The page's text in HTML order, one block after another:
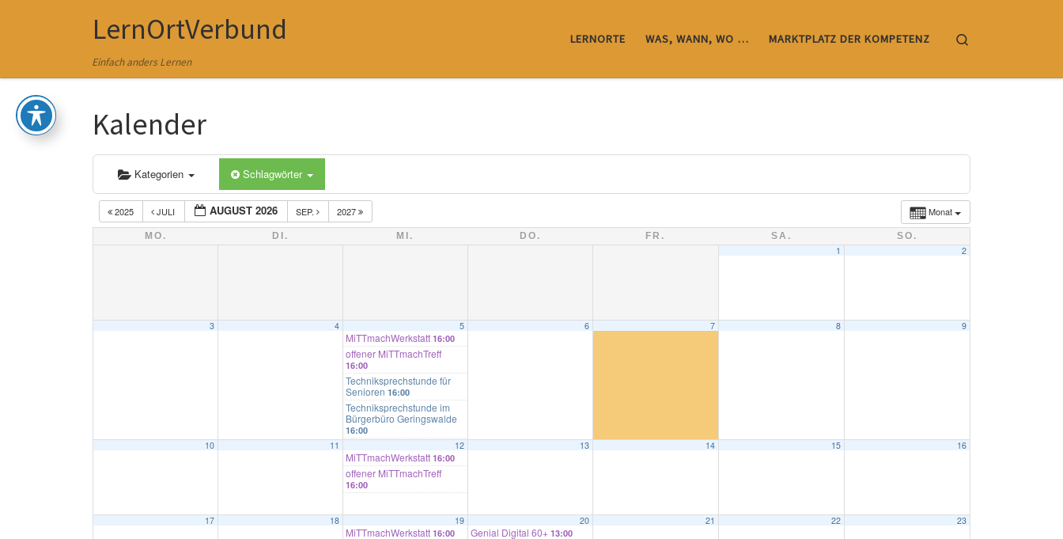
Zum Inhalt springenLernOrtVerbund
Einfach anders Lernen
LERNORTE WAS, WANN, WO … MARKTPLATZ DER KOMPETENZ
Kalender
Kategorien Schlagwörter
Monat
2025 JULI AUGUST 2026 SEP. 2027
MO. DI. MI. DO. FR. SA. SO.
1 2
3 4 5
MiTTmachWerkstatt 16:00
offener MiTTmachTreff
16:00
Techniksprechstunde für
Senioren 16:00
Techniksprechstunde im
Bürgerbüro Geringswalde
16:00
6 7 8 9
10 11 12
MiTTmachWerkstatt 16:00
offener MiTTmachTreff
16:00
13 14 15 16
17 18 19
MiTTmachWerkstatt 16:00
20
Genial Digital 60+ 13:00
21 22 23